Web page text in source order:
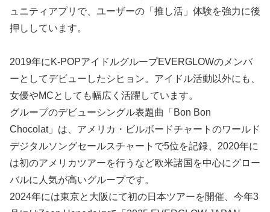
ュニティアプリで、ユーザーの「推し活」体験を強力に後
押ししています。
2019年にK-POPアイドルグループEVERGLOWのメンバ
ーとしてデビューしたシヒョン。アイドル活動以外にも、
女優やMCとしても幅広く活躍しています。
グループのデビューシングル表題曲「Bon Bon
Chocolat」は、アメリカ・ビルボードチャートのワールド
デジタルソングセールスチャートで5位を記録、2020年に
は初のアメリカツアーを行うなど欧米諸国を中心にグロー
バルに人気が高いグループです。
2024年には東京と大阪にて初の日本ツアーを開催、今年3